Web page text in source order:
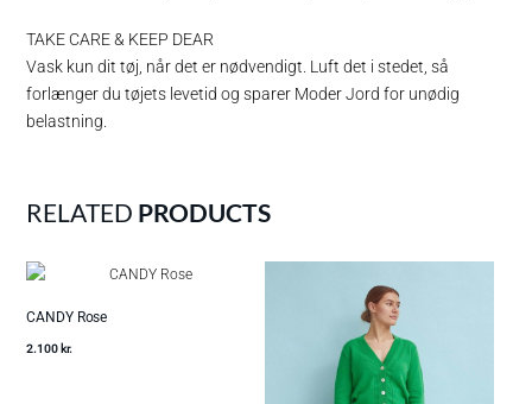
TAKE CARE & KEEP DEAR
Vask kun dit tøj, når det er nødvendigt. Luft det i stedet, så
forlænger du tøjets levetid og sparer Moder Jord for unødig
belastning.
RELATED PRODUCTS
CANDY Rose
2.100 kr.